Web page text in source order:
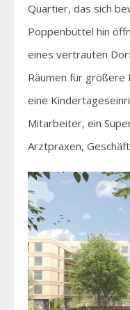
Quartier, das sich
Poppenbüttel hin
eines vertrauten
Räumen für größere
eine
Mitarbeiter, ein
Arztpraxen,